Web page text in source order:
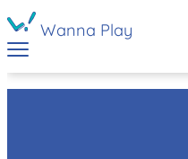
Wanna Play